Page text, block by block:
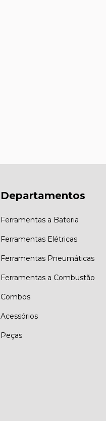
Departamentos
Ferramentas a Bateria
Ferramentas Elétricas
Ferramentas Pneumáticas
Ferramentas a Combustão
Combos
Acessórios
Peças